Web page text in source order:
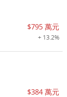
$795 萬元
+ 13.2%
$384 萬元